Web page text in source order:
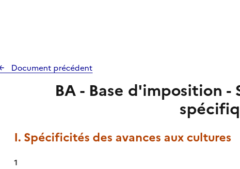
Document précédent
BA - Base d'imposition
I. Spécificités des avances aux cultures
1